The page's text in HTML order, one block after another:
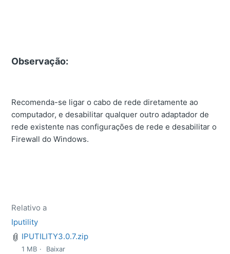
Observação:
Recomenda-se ligar o cabo de rede diretamente ao
computador, e desabilitar qualquer outro adaptador de
rede existente nas configurações de rede e desabilitar o
Firewall do Windows.
Relativo a
Iputility
IPUTILITY3.0.7.zip
1 MB Baixar